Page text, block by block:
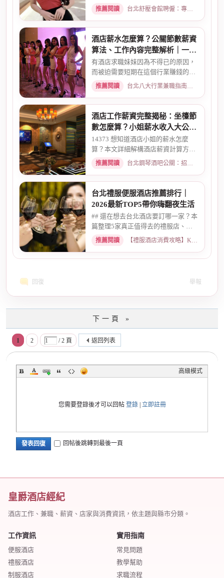
兼職/八大廣告/林森北路KTV酒...
推薦閱讀 台北舒壓會館聘僱：專業按摩師職缺與職涯規劃 · 2026-01-07
酒店薪水怎麼算？公關節數薪資
算法、工作內容完整解析｜一次
搞懂收入結構
有酒店求職妹妹因為不得已的原因，
而被迫需要短期在這個行業賺錢的時
候而環境又你文章提到的那麼...
推薦閱讀 台北八大行業兼職指南：熱門職缺與求職須知 · 2026-02-13
酒店工作薪資完整揭秘：坐檯節
數怎麼算？小姐薪水收入大公開
｜2026最新
14373 想知道酒店小姐的薪水怎麼
算？本文詳細解構酒店薪資計算方
式，從「坐檯節數」的基本概念、...
推薦閱讀 台北鋼琴酒吧公關：招募條件與工作環境介紹 · 2026-03-09
台北禮服便服酒店推薦排行｜
2026最新TOP5帶你嗨翻夜生活
## 還在想去台北酒店要訂哪一家？本
篇整理5家真正值得去的禮服店、便
服店，從氣氛、小姐素質、消...
推薦閱讀 【禮服酒店消費攻略】KTV喝酒娛樂、價格試算 · 2026-05-08
回復 舉報
下一頁 »
1 2 / 2 頁 返回列表
高級模式
您需要登錄後才可以回帖 登錄| 立即註冊
發表回復 回帖後跳轉到最後一頁
皇爵酒店經紀
酒店工作、兼職、薪資、店家與消費資訊，依主題與縣市分類。
工作資訊
便服酒店
禮服酒店
制服酒店
實用指南
常見問題
教學幫助
求職流程